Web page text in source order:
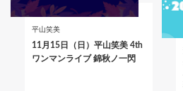
平山笑美
11月15日（日）平山笑美 4th
ワンマンライブ 錦秋ノ一閃